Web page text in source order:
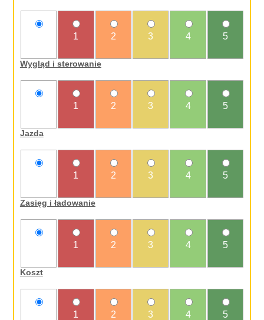
1 2 3 4 5
Wygląd i sterowanie
1 2 3 4 5
Jazda
1 2 3 4 5
Zasięg i ładowanie
1 2 3 4 5
Koszt
1 2 3 4 5